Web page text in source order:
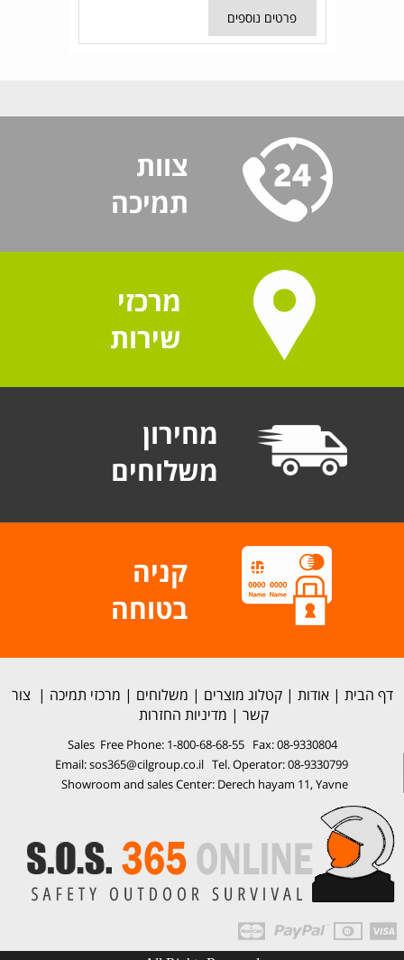
פרטים נוספים
צוות
תמיכה
מרכזי
שירות
מחירון
משלוחים
קניה
בטוחה
דף הבית |אודות |קטלוג מוצרים | משלוחים | מרכזי תמיכה | צור
קשר | מדיניות החזרות
Sales Free Phone: 1-800-68-68-55 Fax: 08-9330804
Email: sos365@cilgroup.co.il Tel. Operator: 08-9330799
Showroom and sales Center: Derech hayam 11, Yavne